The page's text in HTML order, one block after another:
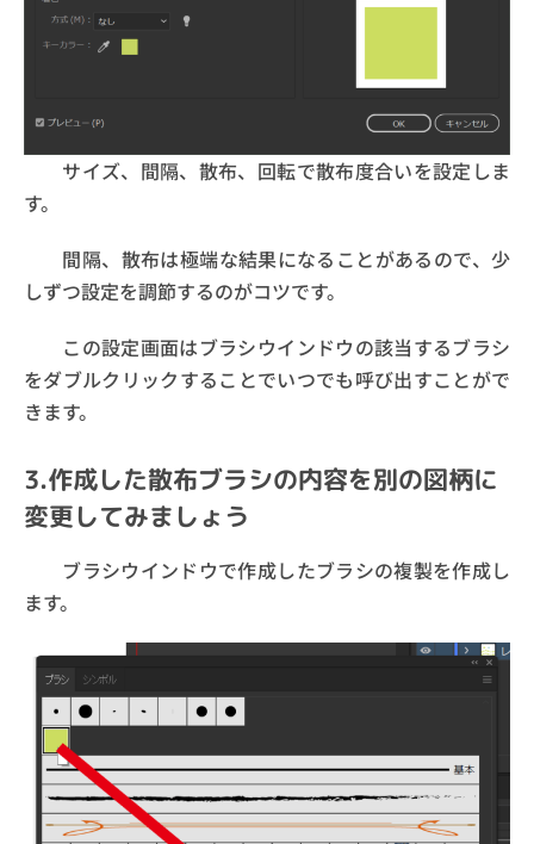
サイズ、間隔、散布、回転で散布度合いを設定しま
す。
間隔、散布は極端な結果になることがあるので、少
しずつ設定を調節するのがコツです。
この設定画面はブラシウインドウの該当するブラシ
をダブルクリックすることでいつでも呼び出すことがで
きます。
3.作成した散布ブラシの内容を別の図柄に
変更してみましょう
ブラシウインドウで作成したブラシの複製を作成し
ます。